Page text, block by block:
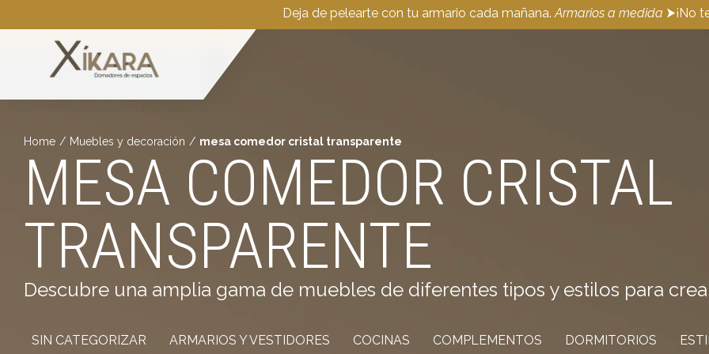
Deja de pelearte con tu armario cada mañana. Armarios a medida ⮞¡No
Home / Muebles y decoración / mesa comedor cristal transparente
MESA COMEDOR CRISTAL
TRANSPARENTE
Descubre una amplia gama de muebles de diferentes tipos y estilos para
SIN CATEGORIZAR ARMARIOS Y VESTIDORES COCINAS COMPLEMENTOS DORMITORIOS